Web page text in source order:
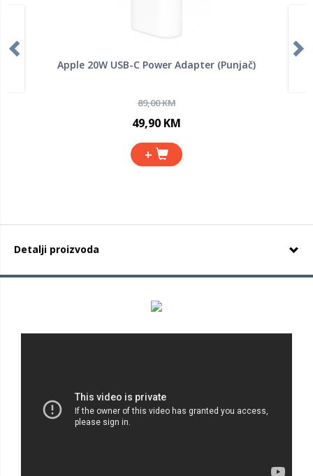
Apple 20W USB-C Power Adapter (Punjač)
89,00 KM
49,90 KM
+
Detalji proizvoda